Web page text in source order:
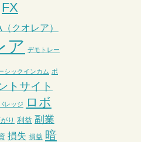
FX
クオレア）
ア デモトレー
シックインカム ポ
トサイト
レッジ
ロボ
り 利益 副業
損失 損益 暗